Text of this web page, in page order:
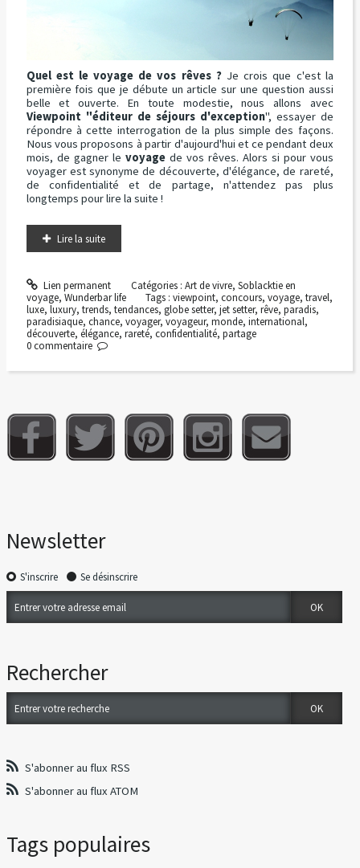
Quel est le voyage de vos rêves ?Je crois que c'est la
première fois que je débute un article sur une question aussi
belle et ouverte. En toute modestie, nous allons avec
Viewpoint "éditeur de séjours d'exception", essayer de
répondre à cette interrogation de la plus simple des façons.
Nous vous proposons à partir d'aujourd'hui et ce pendant deux
mois, de gagner le voyagede vos rêves. Alors si pour vous
voyager est synonyme de découverte, d'élégance, de rareté,
de confidentialité et de partage, n'attendez pas plus
longtemps pour lire la suite !
Lire la suite
Lien permanent Catégories : Art de vivre, Soblacktie en
voyage, Wunderbar life Tags :viewpoint,concours,voyage,travel,
luxe, luxury, trends, tendances, globe setter, jet setter, rêve, paradis,
paradisiaque, chance, voyager, voyageur, monde, international,
découverte, élégance, rareté, confidentialité, partage
0 commentaire
Newsletter
S'inscrire Se désinscrire
Rechercher
S'abonner au flux RSS
S'abonner au flux ATOM
Tags populaires